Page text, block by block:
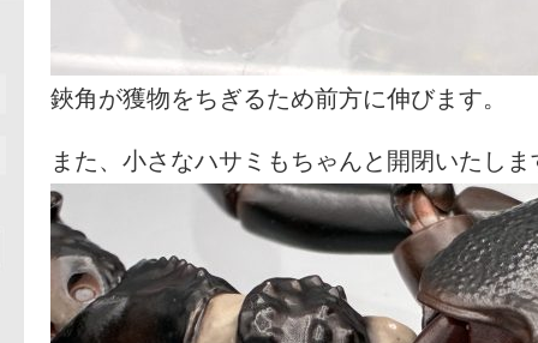
鋏角が獲物をちぎるため前方に伸びます。
また、小さなハサミもちゃんと開閉いたしま